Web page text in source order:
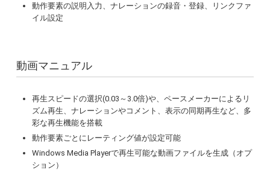
動作要素の説明入力、ナレーションの録音・登録、リンクファ
イル設定
動画マニュアル
再生スピードの選択(0.03～3.0倍)や、ペースメーカーによるリ
ズム再生、ナレーションやコメント、表示の同期再生など、多
彩な再生機能を搭載
動作要素ごとにレーティング値が設定可能
Windows Media Playerで再生可能な動画ファイルを生成（オプ
ション）